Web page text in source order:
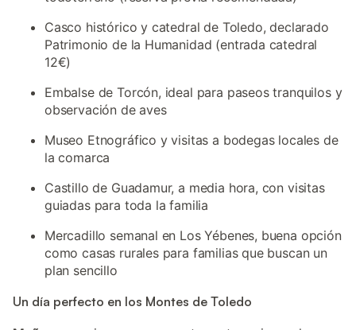
Casco histórico y catedral de Toledo, declarado
Patrimonio de la Humanidad (entrada catedral
12€)
Embalse de Torcón, ideal para paseos tranquilos y
observación de aves
Museo Etnográfico y visitas a bodegas locales de
la comarca
Castillo de Guadamur, a media hora, con visitas
guiadas para toda la familia
Mercadillo semanal en Los Yébenes, buena opción
como casas rurales para familias que buscan un
plan sencillo
Un día perfecto en los Montes de Toledo